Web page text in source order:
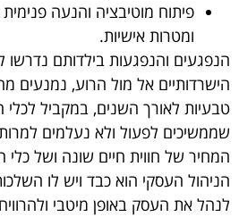
פיתוח מוטיבציה והנעה
ומטרות אישיות.
הנפגעים והנפגעות בילדותם
הישרדותיים אל מול הרוע, נמנעים
טבעיות לאורך השנים, במקביל לכלי
שממשיכים לפעול ולא נעלמים
המחיר של חווית חיים שונה ושל
הניהול העסקי הוא כבד ויש לו
לנהל את העסק באופן מיטבי